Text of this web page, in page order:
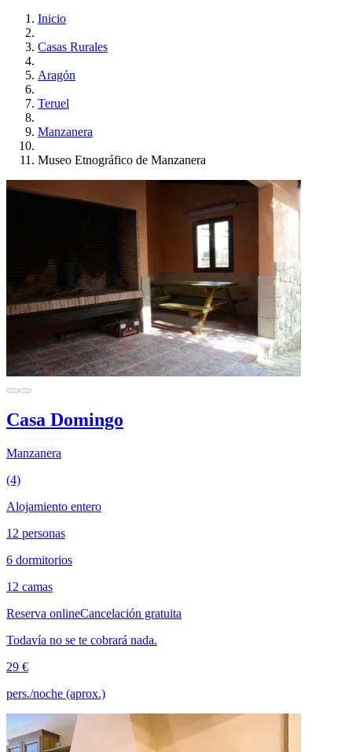
Inicio
Casas Rurales
Aragón
Teruel
Manzanera
Museo Etnográfico de Manzanera
Casa Domingo
Manzanera
(4)
Alojamiento entero
12 personas
6 dormitorios
12 camas
Reserva onlineCancelación gratuita
Todavía no se te cobrará nada.
29 €
pers./noche (aprox.)